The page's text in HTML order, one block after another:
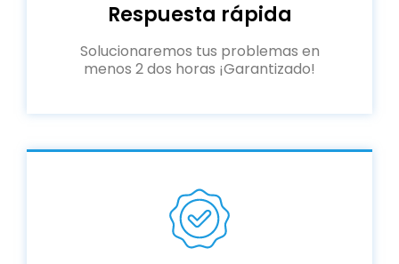
Respuesta rápida
Solucionaremos tus problemas en
menos 2 dos horas ¡Garantizado!